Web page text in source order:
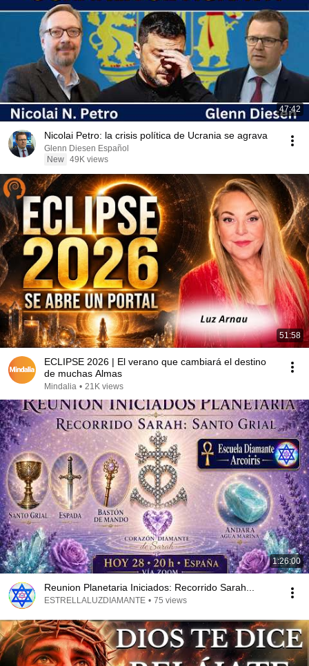
47:42
Nicolai Petro: la crisis política de Ucrania se agrava
Glenn Diesen Español
New 49K views
51:58
ECLIPSE 2026 | El verano que cambiará el destino
de muchas Almas
Mindalia • 21K views
1:26:00
Reunion Planetaria Iniciados: Recorrido Sarah...
ESTRELLALUZDIAMANTE • 75 views